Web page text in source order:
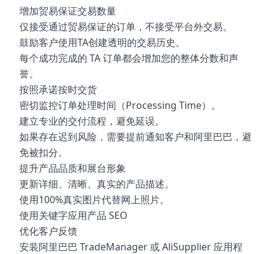
增加贸易保证交易数量
仅接受通过贸易保证的订单，不接受平台外交易。
鼓励客户使用TA创建透明的交易历史。
每个成功完成的 TA 订单都会增加您的整体分数和声
誉。
按照承诺按时交货
密切监控订单处理时间（Processing Time）。
建立专业的交付流程，避免延误。
如果存在迟到风险，需要提前通知客户和阿里巴巴，避
免被扣分。
提升产品品质和展台形象
更新详细、清晰、真实的产品描述。
使用100%真实图片代替网上照片。
使用关键字应用产品 SEO
优化客户反馈
安装阿里巴巴 TradeManager 或 AliSupplier 应用程